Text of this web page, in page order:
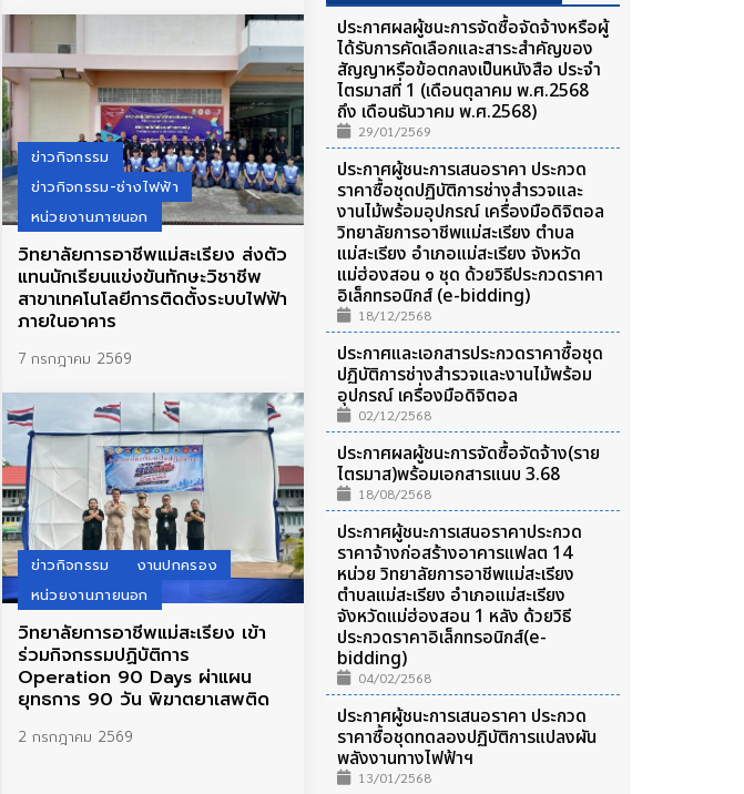
ข่าวกิจกรรม
ข่าวกิจกรรม-ช่างไฟฟ้า
หน่วยงานภายนอก
วิทยาลัยการอาชีพแม่สะเรียง ส่งตัว
แทนนักเรียนแข่งขันทักษะวิชาชีพ
สาขาเทคโนโลยีการติดตั้งระบบไฟฟ้า
ภายในอาคาร
7 กรกฎาคม 2569
ข่าวกิจกรรม
งานปกครอง
หน่วยงานภายนอก
วิทยาลัยการอาชีพแม่สะเรียง เข้า
ร่วมกิจกรรมปฏิบัติการ
Operation 90 Days ผ่าแผน
ยุทธการ 90 วัน พิฆาตยาเสพติด
2 กรกฎาคม 2569
ประกาศผลผู้ชนะการจัดซื้อจัดจ้างหรือผู้
ได้รับการคัดเลือกและสาระสำคัญของ
สัญญาหรือข้อตกลงเป็นหนังสือ ประจำ
ไตรมาสที่ 1 (เดือนตุลาคม พ.ศ.2568
ถึง เดือนธันวาคม พ.ศ.2568)
29/01/2569
ประกาศผู้ชนะการเสนอราคา ประกวด
ราคาซื้อชุดปฏิบัติการช่างสำรวจและ
งานไม้พร้อมอุปกรณ์ เครื่องมือดิจิตอล
วิทยาลัยการอาชีพแม่สะเรียง ตําบล
แม่สะเรียง อําเภอแม่สะเรียง จังหวัด
แม่ฮ่องสอน ๑ ชุด ด้วยวิธีประกวดราคา
อิเล็กทรอนิกส์ (e-bidding)
18/12/2568
ประกาศและเอกสารประกวดราคาซื้อชุด
ปฏิบัติการช่างสำรวจและงานไม้พร้อม
อุปกรณ์ เครื่องมือดิจิตอล
02/12/2568
ประกาศผลผู้ชนะการจัดซื้อจัดจ้าง(ราย
ไตรมาส)พร้อมเอกสารแนบ 3.68
18/08/2568
ประกาศผู้ชนะการเสนอราคาประกวด
ราคาจ้างก่อสร้างอาคารแฟลต 14
หน่วย วิทยาลัยการอาชีพแม่สะเรียง
ตำบลแม่สะเรียง อำเภอแม่สะเรียง
จังหวัดแม่ฮ่องสอน 1 หลัง ด้วยวิธี
ประกวดราคาอิเล็กทรอนิกส์(e-
bidding)
04/02/2568
ประกาศผู้ชนะการเสนอราคา ประกวด
ราคาซื้อชุดทดลองปฏิบัติการแปลงผัน
พลังงานทางไฟฟ้าฯ
13/01/2568